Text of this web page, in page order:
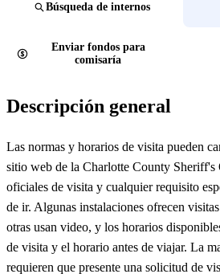
Búsqueda de internos
Enviar fondos para
comisaría
Descripción general
Las normas y horarios de visita pueden
sitio web de la Charlotte County Sheriff's
oficiales de visita y cualquier requisito
de ir. Algunas instalaciones ofrecen
otras usan video, y los horarios
de visita y el horario antes de viajar. La
requieren que presente una solicitud de